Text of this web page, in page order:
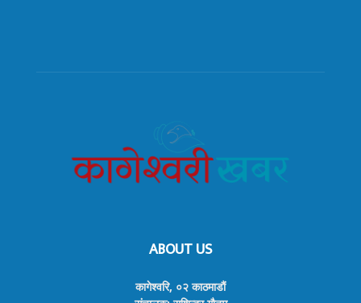
ABOUT US
कागेश्वरि, ०२ काठमाडौं